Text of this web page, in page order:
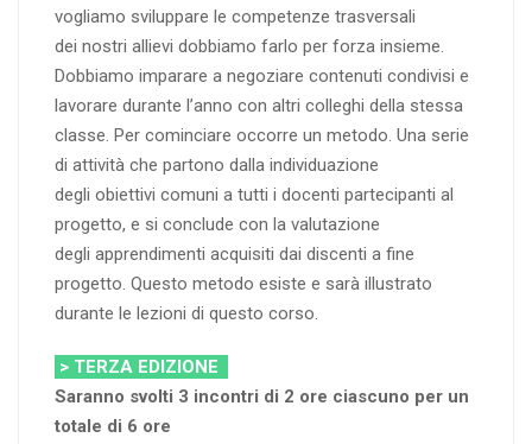
vogliamo sviluppare le competenze trasversali
dei nostri allievi dobbiamo farlo per forza insieme.
Dobbiamo imparare a negoziare contenuti condivisi e
lavorare durante l’anno con altri colleghi della stessa
classe. Per cominciare occorre un metodo. Una serie
di attività che partono dalla individuazione
degli obiettivi comuni a tutti i docenti partecipanti al
progetto, e si conclude con la valutazione
degli apprendimenti acquisiti dai discenti a fine
progetto. Questo metodo esiste e sarà illustrato
durante le lezioni di questo corso.
> TERZA EDIZIONE
Saranno svolti 3 incontri di 2 ore ciascuno per un
totale di 6 ore